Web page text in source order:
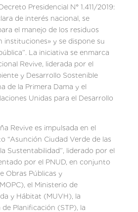
Presidencial N° 1.411/2019:
de interés nacional, se
el manejo de los residuos
instituciones» y se dispone su
La iniciativa se enmarca
Revive, liderada por el
y Desarrollo Sostenible
de la Primera Dama y el
Unidas para el Desarrollo
Revive es impulsada en el
“Asunción Ciudad Verde de las
Sustentabilidad”, liderado por el
por el PNUD, en conjunto
Obras Públicas y
el Ministerio de
y Hábitat (MUVH), la
Planificación (STP), la